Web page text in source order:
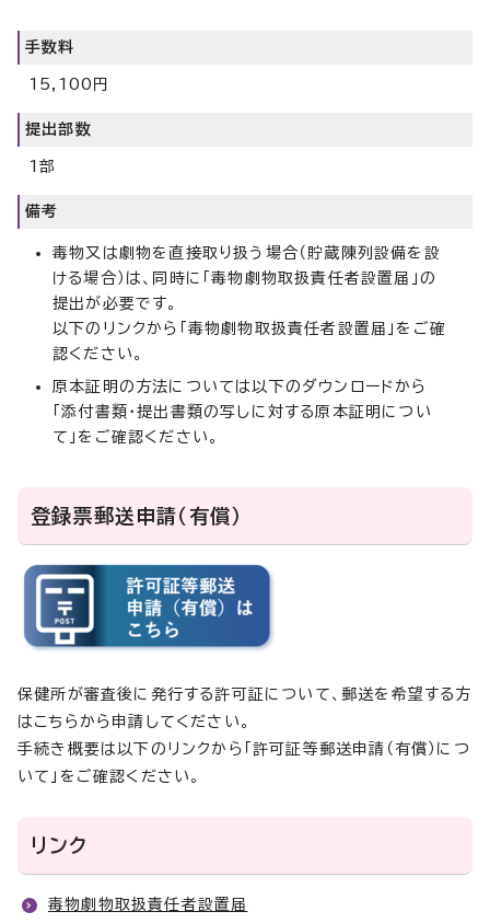
手数料
15,100円
提出部数
1部
備考
毒物又は劇物を直接取り扱う場合（貯蔵陳列設備を設
ける場合）は、同時に「毒物劇物取扱責任者設置届」の
提出が必要です。
以下のリンクから「毒物劇物取扱責任者設置届」をご確
認ください。
原本証明の方法については以下のダウンロードから
「添付書類・提出書類の写しに対する原本証明につい
て」をご確認ください。
登録票郵送申請（有償）
保健所が審査後に発行する許可証について、郵送を希望する方
はこちらから申請してください。
手続き概要は以下のリンクから「許可証等郵送申請（有償）につ
いて」をご確認ください。
リンク
毒物劇物取扱責任者設置届